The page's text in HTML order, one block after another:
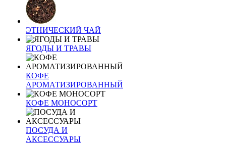
ЭТНИЧЕСКИЙ ЧАЙ
ЯГОДЫ И ТРАВЫ
КОФЕ
АРОМАТИЗИРОВАННЫЙ
КОФЕ МОНОСОРТ
ПОСУДА И
АКСЕССУАРЫ